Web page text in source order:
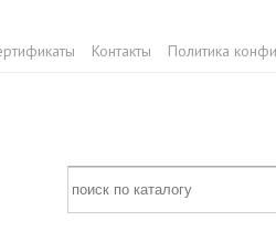
Контакты Политика